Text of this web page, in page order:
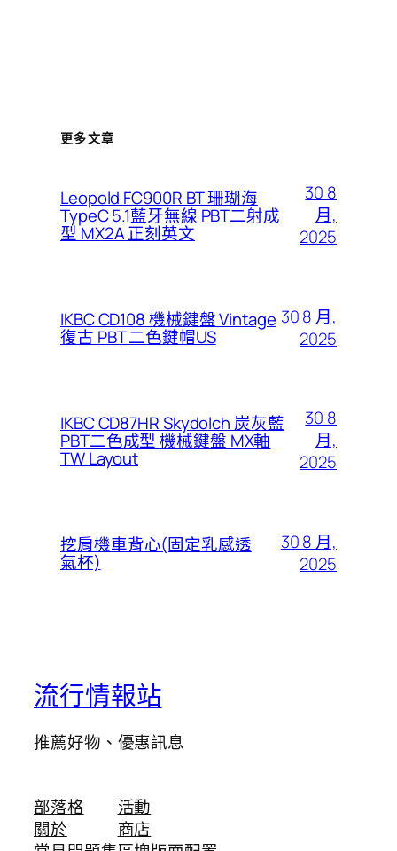
更多文章
Leopold FC900R BT 珊瑚海
TypeC 5.1藍牙無線 PBT二射成
型 MX2A 正刻英文
30 8
月,
2025
IKBC CD108 機械鍵盤 Vintage
復古 PBT 二色鍵帽US
30 8 月,
2025
IKBC CD87HR Skydolch 炭灰藍
PBT二色成型 機械鍵盤 MX軸
TW Layout
30 8
月,
2025
挖肩機車背心(固定乳感透
氣杯)
30 8 月,
2025
流行情報站
推薦好物、優惠訊息
部落格
關於
活動
商店